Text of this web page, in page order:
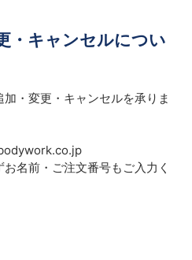
・キャンセルについ
・変更・キャンセルを承りま
お名前・ご注文番号もご入力く